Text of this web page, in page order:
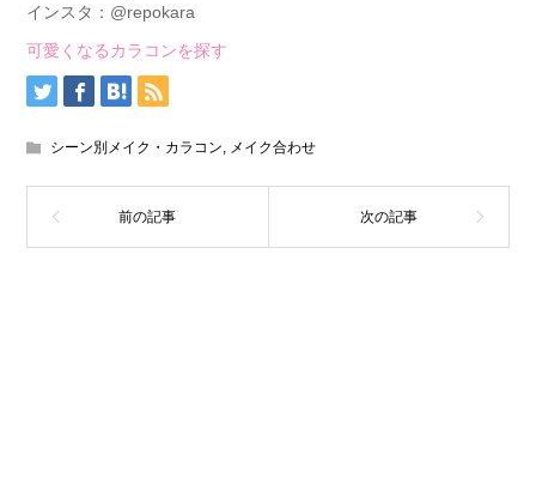
インスタ：@repokara
可愛くなるカラコンを探す
シーン別メイク・カラコン メイク合わせ